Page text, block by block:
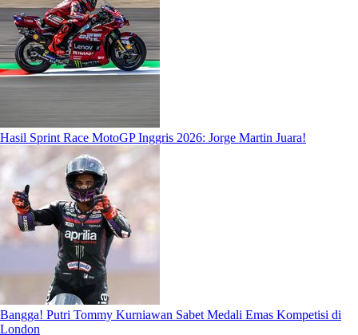
Hasil Sprint Race MotoGP Inggris 2026: Jorge Martin Juara!
Bangga! Putri Tommy Kurniawan Sabet Medali Emas Kompetisi di
London